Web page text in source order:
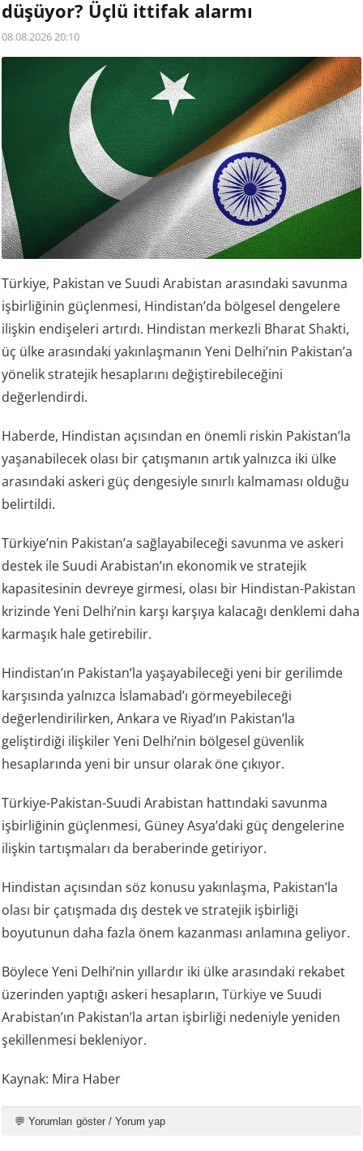
düşüyor? Üçlü ittifak alarmı
08.08.2026 20:10
Türkiye, Pakistan ve Suudi Arabistan arasındaki savunma
işbirliğinin güçlenmesi, Hindistan’da bölgesel dengelere
ilişkin endişeleri artırdı. Hindistan merkezli Bharat Shakti,
üç ülke arasındaki yakınlaşmanın Yeni Delhi’nin Pakistan’a
yönelik stratejik hesaplarını değiştirebileceğini
değerlendirdi.
Haberde, Hindistan açısından en önemli riskin Pakistan’la
yaşanabilecek olası bir çatışmanın artık yalnızca iki ülke
arasındaki askeri güç dengesiyle sınırlı kalmaması olduğu
belirtildi.
Türkiye’nin Pakistan’a sağlayabileceği savunma ve askeri
destek ile Suudi Arabistan’ın ekonomik ve stratejik
kapasitesinin devreye girmesi, olası bir Hindistan-Pakistan
krizinde Yeni Delhi’nin karşı karşıya kalacağı denklemi daha
karmaşık hale getirebilir.
Hindistan’ın Pakistan’la yaşayabileceği yeni bir gerilimde
karşısında yalnızca İslamabad’ı görmeyebileceği
değerlendirilirken, Ankara ve Riyad’ın Pakistan’la
geliştirdiği ilişkiler Yeni Delhi’nin bölgesel güvenlik
hesaplarında yeni bir unsur olarak öne çıkıyor.
Türkiye-Pakistan-Suudi Arabistan hattındaki savunma
işbirliğinin güçlenmesi, Güney Asya’daki güç dengelerine
ilişkin tartışmaları da beraberinde getiriyor.
Hindistan açısından söz konusu yakınlaşma, Pakistan’la
olası bir çatışmada dış destek ve stratejik işbirliği
boyutunun daha fazla önem kazanması anlamına geliyor.
Böylece Yeni Delhi’nin yıllardır iki ülke arasındaki rekabet
üzerinden yaptığı askeri hesapların,Türkiyeve Suudi
Arabistan’ın Pakistan’la artan işbirliği nedeniyle yeniden
şekillenmesi bekleniyor.
Kaynak: Mira Haber
💬 Yorumları göster / Yorum yap